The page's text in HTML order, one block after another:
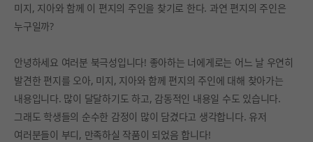
미지, 지아와 함께 이 편지의 주인을 찾기로 한다. 과연 편지의 주인은
누구일까?
안녕하세요 여러분 북극성입니다! 좋아하는 너에게로는 어느 날 우연히
발견한 편지를 오아, 미지, 지아와 함께 편지의 주인에 대해 찾아가는
내용입니다. 많이 달달하기도 하고, 감동적인 내용일 수도 있습니다.
그래도 학생들의 순수한 감정이 많이 담겼다고 생각합니다. 유저
여러분들이 부디, 만족하실 작품이 되었음 합니다!